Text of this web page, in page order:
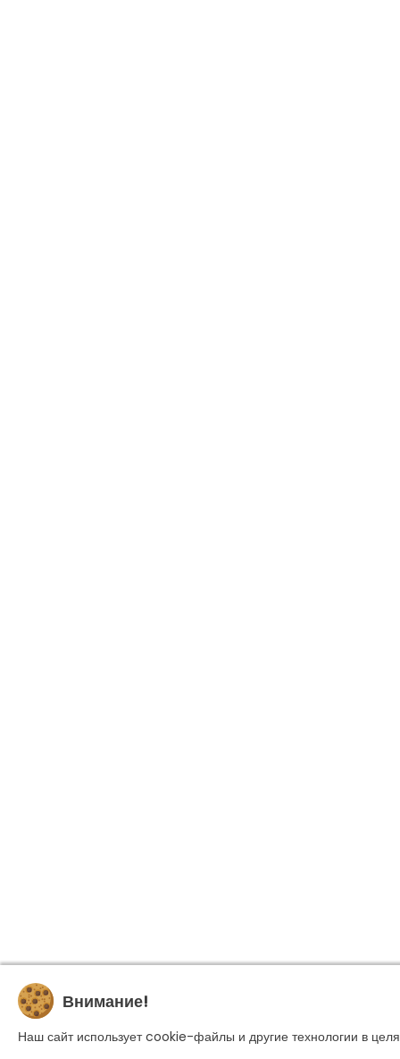
Внимание!
Наш сайт использует cookie-файлы и другие технологии в